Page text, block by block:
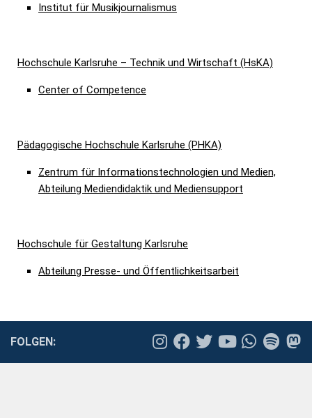
Institut für Musikjournalismus
Hochschule Karlsruhe – Technik und Wirtschaft (HsKA)
Center of Competence
Pädagogische Hochschule Karlsruhe (PHKA)
Zentrum für Informationstechnologien und Medien,
Abteilung Mediendidaktik und Mediensupport
Hochschule für Gestaltung Karlsruhe
Abteilung Presse- und Öffentlichkeitsarbeit
FOLGEN: